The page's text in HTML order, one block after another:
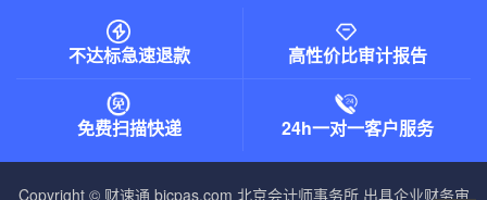
不达标急速退款 高性价比审计报告
免费扫描快递 24h一对一客户服务
Copyright © 财速通 bjcpas.com 北京会计师事务所出具企业财务审